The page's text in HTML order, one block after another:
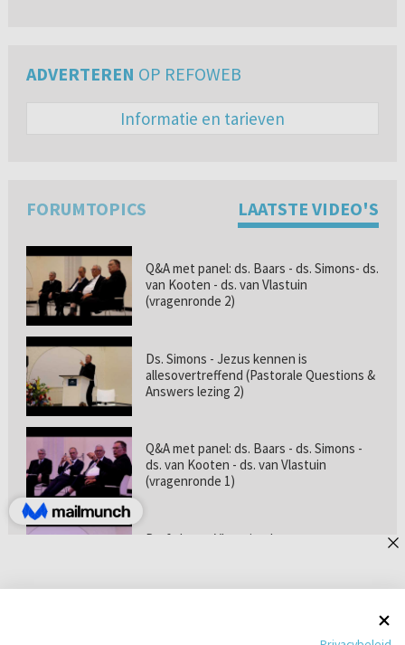
ADVERTEREN OP REFOWEB
Informatie en tarieven
FORUMTOPICS LAATSTE VIDEO'S
Q&A met panel: ds. Baars - ds. Simons- ds.
van Kooten - ds. van Vlastuin
(vragenronde 2)
Ds. Simons - Jezus kennen is
allesovertreffend (Pastorale Questions &
Answers lezing 2)
Q&A met panel: ds. Baars - ds. Simons -
ds. van Kooten - ds. van Vlastuin
(vragenronde 1)
Prof. dr. van Vlastuin - Is